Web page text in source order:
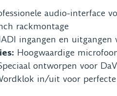
audio-interface
rackmontage
ingangen en uitgangen
Hoogwaardige
ontworpen voor
in/uit voor